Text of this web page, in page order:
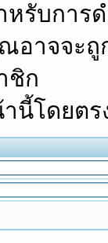
หรับการ
าจจะถู
ชิก
นี้โดยต